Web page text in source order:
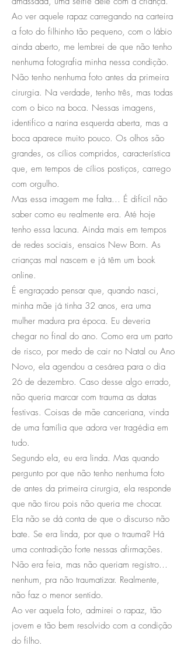
Ao ver aquele rapaz carregando na carteira
a foto do filhinho tão pequeno, com o lábio
ainda aberto, me lembrei de que não tenho
nenhuma fotografia minha nessa condição.
Não tenho nenhuma foto antes da primeira
cirurgia. Na verdade, tenho três, mas todas
com o bico na boca. Nessas imagens,
identifico a narina esquerda aberta, mas a
boca aparece muito pouco. Os olhos são
grandes, os cílios compridos, característica
que, em tempos de cílios postiços, carrego
com orgulho.
Mas essa imagem me falta... É difícil não
saber como eu realmente era. Até hoje
tenho essa lacuna. Ainda mais em tempos
de redes sociais, ensaios New Born. As
crianças mal nascem e já têm um book
online.
É engraçado pensar que, quando nasci,
minha mãe já tinha 32 anos, era uma
mulher madura pra época. Eu deveria
chegar no final do ano. Como era um parto
de risco, por medo de cair no Natal ou Ano
Novo, ela agendou a cesárea para o dia
26 de dezembro. Caso desse algo errado,
não queria marcar com trauma as datas
festivas. Coisas de mãe canceriana, vinda
de uma família que adora ver tragédia em
tudo.
Segundo ela, eu era linda. Mas quando
pergunto por que não tenho nenhuma foto
de antes da primeira cirurgia, ela responde
que não tirou pois não queria me chocar.
Ela não se dá conta de que o discurso não
bate. Se era linda, por que o trauma? Há
uma contradição forte nessas afirmações.
Não era feia, mas não queriam registro...
nenhum, pra não traumatizar. Realmente,
não faz o menor sentido.
Ao ver aquela foto, admirei o rapaz, tão
jovem e tão bem resolvido com a condição
do filho.